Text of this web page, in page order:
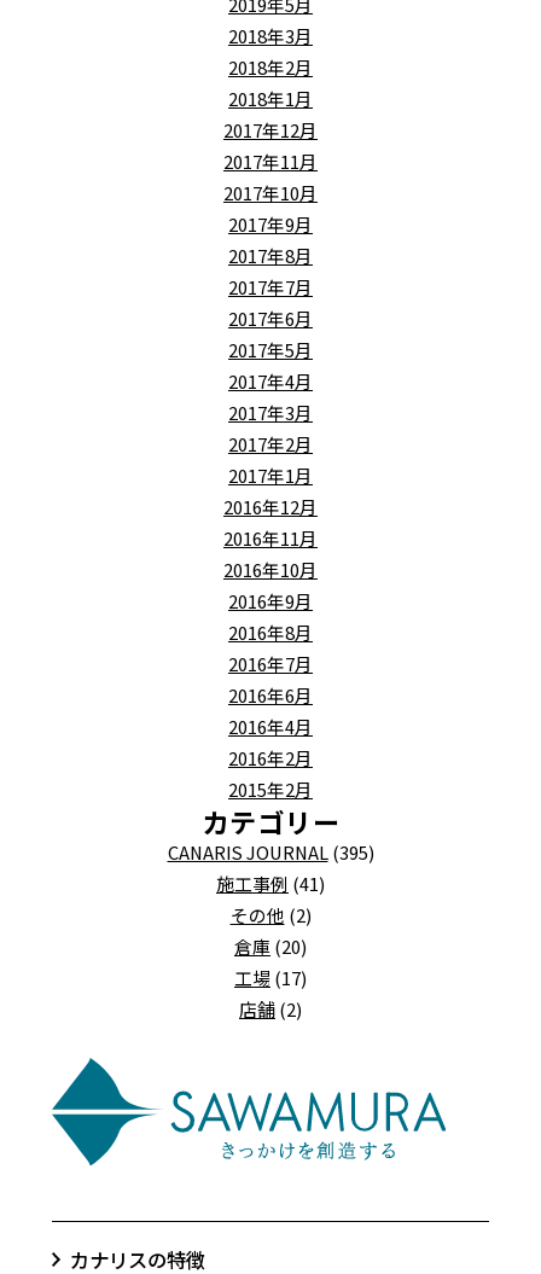
2018年3月
2018年2月
2018年1月
2017年12月
2017年11月
2017年10月
2017年9月
2017年8月
2017年7月
2017年6月
2017年5月
2017年4月
2017年3月
2017年2月
2017年1月
2016年12月
2016年11月
2016年10月
2016年9月
2016年8月
2016年7月
2016年6月
2016年4月
2016年2月
2015年2月
カテゴリー
CANARIS JOURNAL(395)
施工事例 (41)
その他 (2)
倉庫(20)
工場(17)
店舗(2)
カナリスの特徴